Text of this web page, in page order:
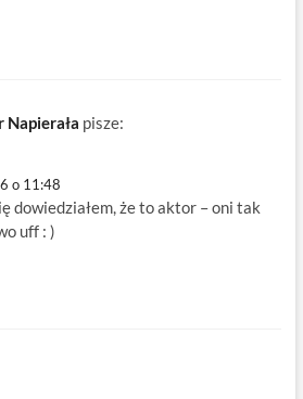
Napierała pisze:
o 11:48
dowiedziałem, że to aktor – oni tak
uff : )